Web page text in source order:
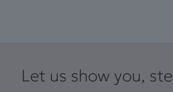
Let us show you,